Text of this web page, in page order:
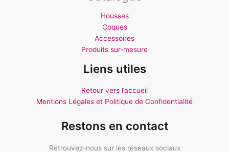
Housses
Coques
Accessoires
Produits sur-mesure
Liens utiles
Retour vers l’accueil
Mentions Légales et Politique de Confidentialité
Restons en contact
Retrouvez-nous sur les réseaux sociaux